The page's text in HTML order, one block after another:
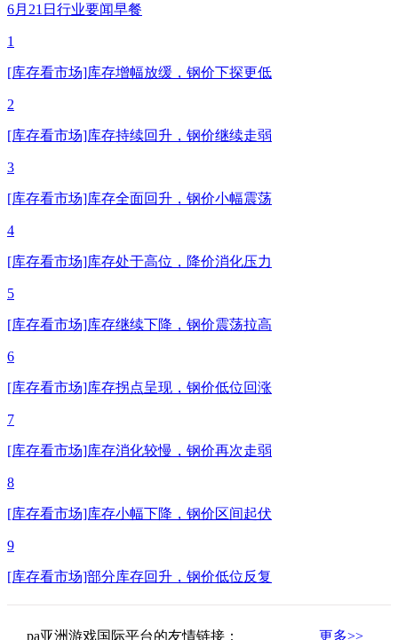
6月21日行业要闻早餐
1
[库存看市场]库存增幅放缓，钢价下探更低
2
[库存看市场]库存持续回升，钢价继续走弱
3
[库存看市场]库存全面回升，钢价小幅震荡
4
[库存看市场]库存处于高位，降价消化压力
5
[库存看市场]库存继续下降，钢价震荡拉高
6
[库存看市场]库存拐点呈现，钢价低位回涨
7
[库存看市场]库存消化较慢，钢价再次走弱
8
[库存看市场]库存小幅下降，钢价区间起伏
9
[库存看市场]部分库存回升，钢价低位反复
pa亚洲游戏国际平台的友情链接： 更多>>